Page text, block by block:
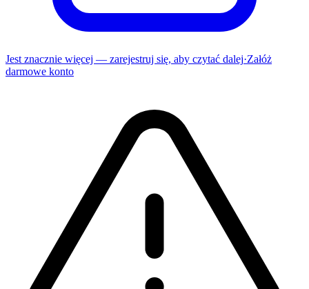
Jest znacznie więcej — zarejestruj się, aby czytać dalej·Załóż
darmowe konto